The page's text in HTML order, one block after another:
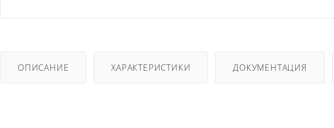
ОПИСАНИЕ ХАРАКТЕРИСТИКИ ДОКУМЕНТАЦИЯ